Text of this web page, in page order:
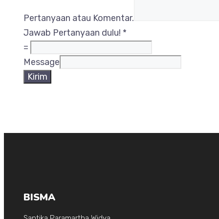
Pertanyaan atau Komentar.
Jawab Pertanyaan dulu! *
=
Message
Kirim
BISMA